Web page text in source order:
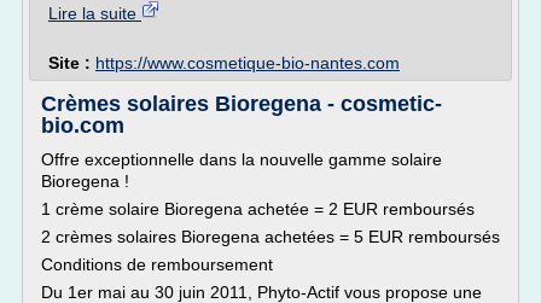
Lire la suite
Site : https://www.cosmetique-bio-nantes.com
Crèmes solaires Bioregena - cosmetic-
bio.com
Offre exceptionnelle dans la nouvelle gamme solaire
Bioregena !
1 crème solaire Bioregena achetée = 2 EUR remboursés
2 crèmes solaires Bioregena achetées = 5 EUR remboursés
Conditions de remboursement
Du 1er mai au 30 juin 2011, Phyto-Actif vous propose une